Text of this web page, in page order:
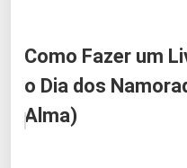
Como Fazer um
o Dia dos
Alma)